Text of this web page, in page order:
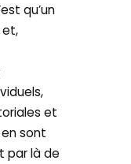
qu’un
et,
et
sont
par là de